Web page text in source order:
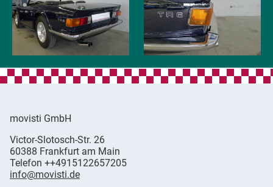
movisti GmbH
classic
automobiles
Victor-Slotosch-Str. 26
60388 Frankfurt am Main
Germany
Telefon ++4915122657205
info@movisti.de